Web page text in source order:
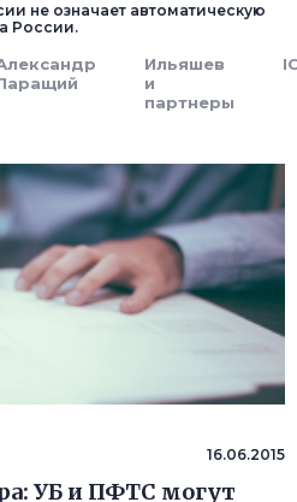
не означает автоматическую
России.
Ильяшев
и
партнеры
16.06.2015
УБ и ПФТС могут